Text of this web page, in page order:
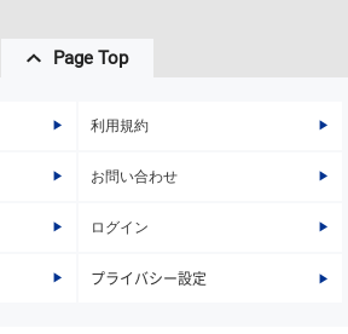
Page Top
利用規約
お問い合わせ
ログイン
プライバシー設定